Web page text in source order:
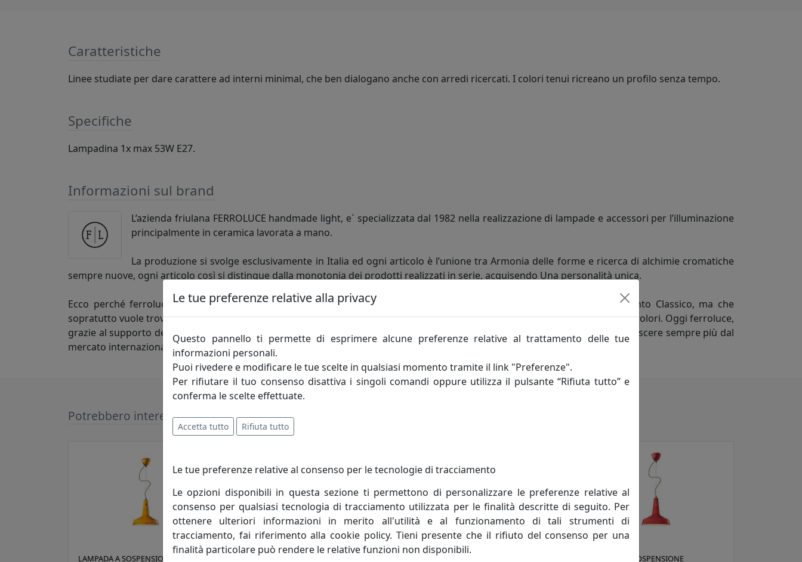
Caratteristiche
Linee studiate per dare carattere ad interni minimal, che ben dialogano anche con arredi ricercati. I colori tenui ricreano un profilo senza tempo.
Specifiche
Lampadina 1x max 53W E27.
Informazioni sul brand
L’azienda friulana FERROLUCE handmade light, e` specializzata dal 1982 nella realizzazione di lampade e accessori per l’illuminazione
principalmente in ceramica lavorata a mano.
La produzione si svolge esclusivamente in Italia ed ogni articolo è l’unione tra Armonia delle forme e ricerca di alchimie cromatiche
sempre nuove, ogni articolo così si distingue dalla monotonia dei prodotti realizzati in serie, acquisendo Una personalità unica.
Ecco perché ferroluce si rivolge alla clientela più esigente, che non cerca solo la giusta soluzione in fatto di arredamento Classico, ma che
sopratutto vuole trovare un’azienda competente e in grado di personalizzare ogni articolo in fatto di forme, misure, decori e colori. Oggi ferroluce,
grazie al supporto dei figli, è una realtà moderna, giovane e Dinamica, che grazie agli insegnamenti acquisiti vuole farsi conoscere sempre più dal
mercato internazionale.
Potrebbero interessarti
LAMPADA A SOSPENSIONE
LAMPADA A SOSPENSIONE
LAMPADA A SOSPENSIONE
LAMPADA A SOSPENSIONE
Le tue preferenze relative alla privacy
Questo pannello ti permette di esprimere alcune preferenze relative al trattamento delle tue
informazioni personali.
Puoi rivedere e modificare le tue scelte in qualsiasi momento tramite il link "Preferenze".
Per rifiutare il tuo consenso disattiva i singoli comandi oppure utilizza il pulsante “Rifiuta tutto” e
conferma le scelte effettuate.
Accetta tutto Rifiuta tutto
Le tue preferenze relative al consenso per le tecnologie di tracciamento
Le opzioni disponibili in questa sezione ti permettono di personalizzare le preferenze relative al
consenso per qualsiasi tecnologia di tracciamento utilizzata per le finalità descritte di seguito. Per
ottenere ulteriori informazioni in merito all'utilità e al funzionamento di tali strumenti di
tracciamento, fai riferimento alla cookie policy. Tieni presente che il rifiuto del consenso per una
finalità particolare può rendere le relative funzioni non disponibili.